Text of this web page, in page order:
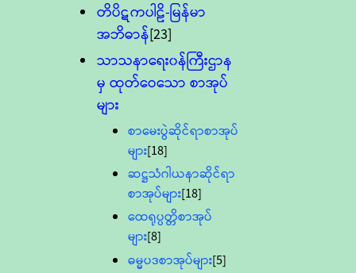
တိပိဋကပါဠိ-မြန်မာ
အဘိဓာန်[23]
သာသနာရေး၀န်ကြီးဌာန
မှ ထုတ်ဝေသော စာအုပ်
များ
စာမေးပွဲဆိုင်ရာစာအုပ်
များ[18]
ဆဋ္ဌသံဂါယနာဆိုင်ရာ
စာအုပ်များ[18]
ထေရုပ္ပတ္တိစာအုပ်
များ[8]
ဓမ္မပဒစာအုပ်များ[5]